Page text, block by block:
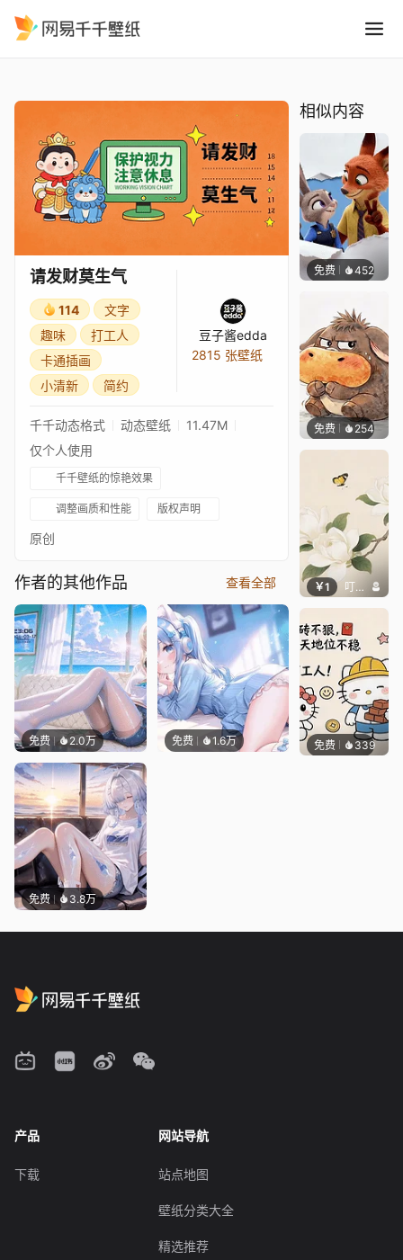
请发财莫生气
114
文字
趣味
打工人
卡通插画
小清新
简约
豆子酱edda
2815 张壁纸
千千动态格式 动态壁纸
11.47M
仅个人使用
千千壁纸的惊艳效果
调整画质和性能 版权声明
原创
作者的其他作品 查看全部
免费 2.0万 免费 1.6万
免费 3.8万
相似内容
免费 452好看
免费 254渔小小
￥1 叮叮当当
免费 339渔小小
产品
下载
网站导航
站点地图
壁纸分类大全
精选推荐